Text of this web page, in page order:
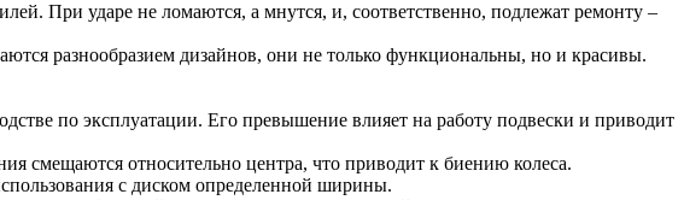
При ударе не ломаются, а мнутся, и, соответственно, подлежат ремонту –
разнообразием дизайнов, они не только функциональны, но и красивы.
по эксплуатации. Его превышение влияет на работу подвески и приводит
смещаются относительно центра, что приводит к биению колеса.
с диском определенной ширины.